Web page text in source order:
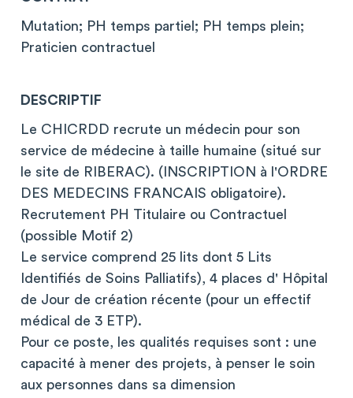
Mutation; PH temps partiel; PH temps plein;
Praticien contractuel
DESCRIPTIF
Le CHICRDD recrute un médecin pour son
service de médecine à taille humaine (situé sur
le site de RIBERAC). (INSCRIPTION à l'ORDRE
DES MEDECINS FRANCAIS obligatoire).
Recrutement PH Titulaire ou Contractuel
(possible Motif 2)
Le service comprend 25 lits dont 5 Lits
Identifiés de Soins Palliatifs), 4 places d' Hôpital
de Jour de création récente (pour un effectif
médical de 3 ETP).
Pour ce poste, les qualités requises sont : une
capacité à mener des projets, à penser le soin
aux personnes dans sa dimension